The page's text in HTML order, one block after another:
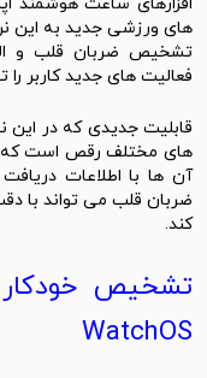
های ورزشی جدید به این
تشخیص ضربان قلب و
فعالیت‌ های جدید کاربر را
قابلیت جدیدی که در
‌های مختلف رقص است که
آن ها با اطلاعات
ضربان قلب می ‌تواند با
کند.
تشخیص
WatchOS